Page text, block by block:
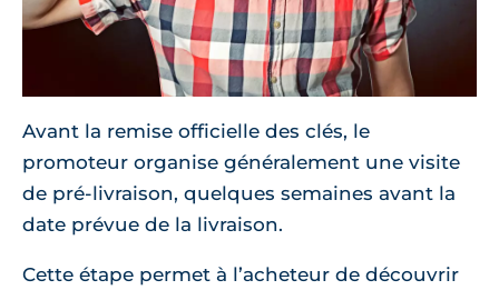
Avant la remise officielle des clés, le
promoteur organise généralement une visite
de pré-livraison, quelques semaines avant la
date prévue de la livraison.
Cette étape permet à l’acheteur de découvrir